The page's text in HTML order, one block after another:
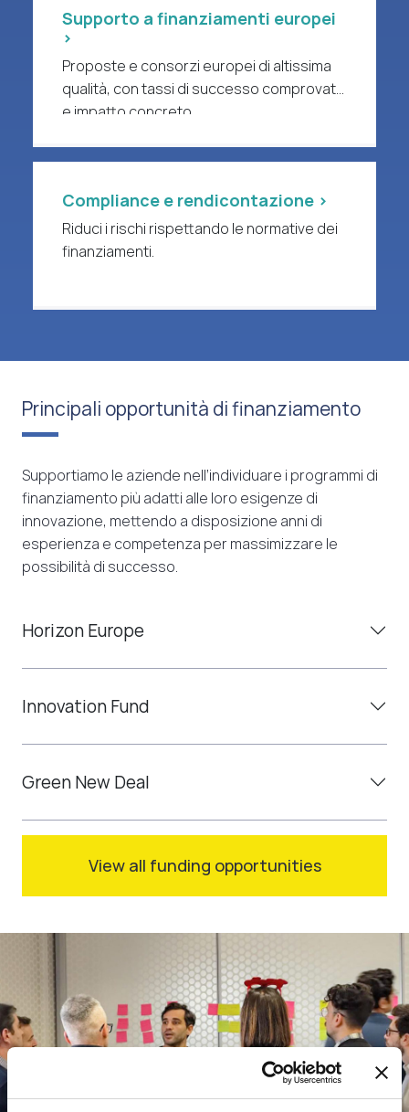
Supporto a finanziamenti europei
>
Proposte e consorzi europei di altissima
qualità, con tassi di successo comprovati
e impatto concreto.
Compliance e rendicontazione >
Riduci i rischi rispettando le normative dei
finanziamenti.
Principali opportunità di finanziamento
Supportiamo le aziende nell’individuare i programmi di
finanziamento più adatti alle loro esigenze di
innovazione, mettendo a disposizione anni di
esperienza e competenza per massimizzare le
possibilità di successo.
Horizon Europe
Innovation Fund
Green New Deal
View all funding opportunities